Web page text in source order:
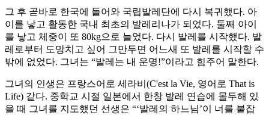
그 후 곧바로 한국에 들어와 국립발레단에 다시 복귀했다. 아
이를 낳고 활동한 국내 최초의 발레리나가 되었다. 둘째 아이
를 낳고 체중이 또 80kg으로 늘었다. 다시 발레를 시작했다. 발
레로부터 도망치고 싶어 그만두면 어느새 또 발레를 시작할 수
밖에 없었다. 그녀는 “발레는 내 운명!”이라고 힘주어 말한다.
그녀의 인생은 프랑스어로 세라비(C'est la Vie, 영어로 That is
Life) 같다. 중학교 시절 일본에서 한창 발레 연습에 몰두해 있
을 때 그녀를 지도했던 선생은 “‘발레의 하느님’이 너를 붙잡